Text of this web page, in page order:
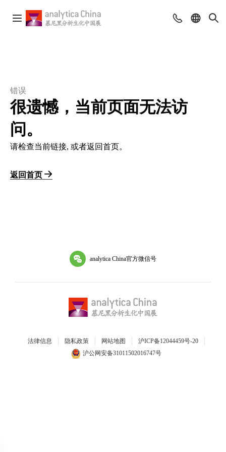
错误
很遗憾，当前页面无法访
问。
请检查当前链接, 或者返回首页。
返回首页
analytica China官方微信号
法律信息 隐私政策 网站地图
沪ICP备12044459号-20
沪公网安备31011502016747号